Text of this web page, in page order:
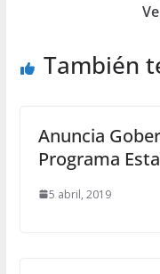
También
Anuncia
Programa
5 abril, 2019